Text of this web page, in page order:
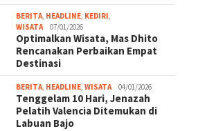
BERITA, HEADLINE, KEDIRI,
WISATA
07/01/2026
Optimalkan Wisata, Mas Dhito
Rencanakan Perbaikan Empat
Destinasi
BERITA, HEADLINE,WISATA 04/01/2026
Tenggelam 10 Hari, Jenazah
Pelatih Valencia Ditemukan di
Labuan Bajo